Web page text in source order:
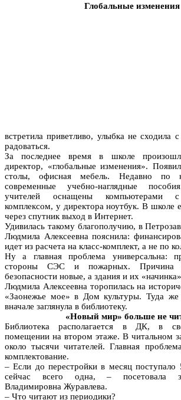
Глобальные изменения
встретила приветливо, улыбка не сходила
радоваться.
За последнее время в школе
директор, «глобальные изменения».
столы, офисная мебель. Недавно по
современные учебно-наглядные
учителей оснащены компьютерами с
комплексом, у директора ноутбук. В школе
через спутник выход в Интернет.
Удивилась такому благополучию, в
Людмила Алексеевна пояснила:
идет из расчета на класс-комплект, а не по
Ну а главная проблема универсальна:
стороны СЭС и пожарных. Причина
безопасности новые, а здания и их
Людмила Алексеевна торопилась на
«Заонежье мое» в Дом культуры. Туда
вначале заглянула в библиотеку.
«Новый мир» больше не
Библиотека располагается в ДК, в
помещении на втором этаже. В читальном
около тысячи читателей. Главная
комплектование.
– Если до перестройки в месяц поступало
сейчас всего одна, – посетовала
Владимировна Журавлева.
– Что читают из периодики?